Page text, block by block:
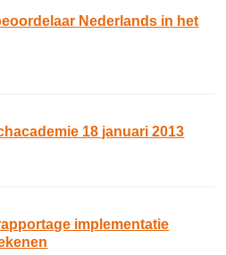
Nederlands in het
18 januari 2013
implementatie